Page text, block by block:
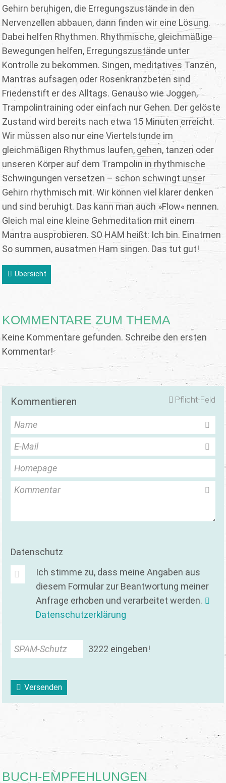
Gehirn beruhigen, die Erregungszustände in den
Nervenzellen abbauen, dann finden wir eine Lösung.
Dabei helfen Rhythmen. Rhythmische, gleichmäßige
Bewegungen helfen, Erregungszustände unter
Kontrolle zu bekommen. Singen, meditatives Tanzen,
Mantras aufsagen oder Rosenkranzbeten sind
Friedenstift er des Alltags. Genauso wie Joggen,
Trampolintraining oder einfach nur Gehen. Der gelöste
Zustand wird bereits nach etwa 15 Minuten erreicht.
Wir müssen also nur eine Viertelstunde im
gleichmäßigen Rhythmus laufen, gehen, tanzen oder
unseren Körper auf dem Trampolin in rhythmische
Schwingungen versetzen – schon schwingt unser
Gehirn rhythmisch mit. Wir können viel klarer denken
und sind beruhigt. Das kann man auch »Flow« nennen.
Gleich mal eine kleine Gehmeditation mit einem
Mantra ausprobieren. SO HAM heißt: Ich bin. Einatmen
So summen, ausatmen Ham singen. Das tut gut!
Übersicht
KOMMENTARE ZUM THEMA
Keine Kommentare gefunden. Schreibe den ersten
Kommentar!
Pflicht-Feld
Kommentieren
Name
E-Mail
Homepage
Kommentar
Datenschutz
Ich stimme zu, dass meine Angaben aus
diesem Formular zur Beantwortung meiner
Anfrage erhoben und verarbeitet werden.
Datenschutzerklärung
SPAM-Schutz 3222 eingeben!
Versenden
BUCH-EMPFEHLUNGEN